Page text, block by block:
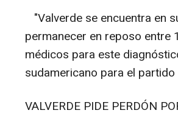
"Valverde se encuentra en
permanecer en reposo
médicos para este
sudamericano para el
VALVERDE PIDE PERDÓN